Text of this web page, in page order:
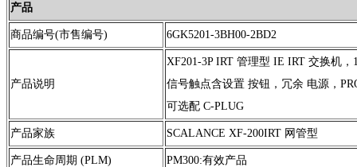
产品
商品编号(市售编号) 6GK5201-3BH00-2BD2
产品说明
XF201-3P IRT 管理型 IE IRT 交换机，
信号触点含设置 按钮，冗余 电源，
可选配 C-PLUG
产品家族 SCALANCE XF-200IRT 网管型
产品生命周期 (PLM) PM300:有效产品